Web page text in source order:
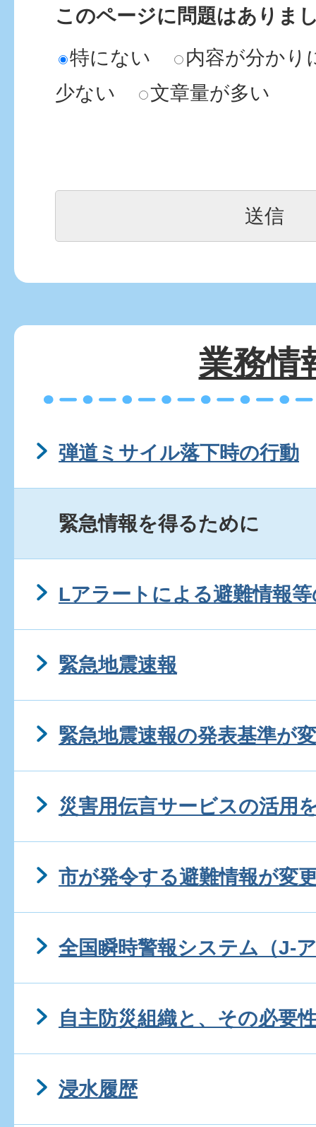
このページに問題はありま
特にない
内容が分かり
少ない
文章量が多い
業務情
弾道ミサイル落下時の行動
緊急情報を得るために
Lアラートによる避難情報
緊急地震速報
緊急地震速報の発表基準が
災害用伝言サービスの活用
市が発令する避難情報が変
全国瞬時警報システム（J-
自主防災組織と、その必要
浸水履歴